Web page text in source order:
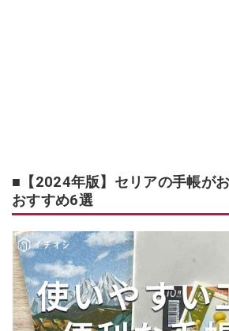
■【2024年版】セリアの手帳が
おすすめ6選